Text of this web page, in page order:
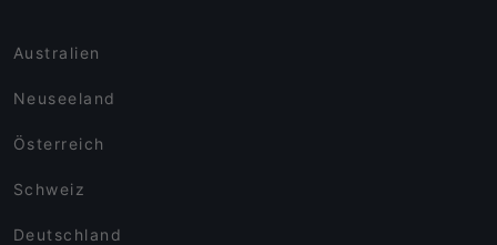
Australien
Neuseeland
Österreich
Schweiz
Deutschland